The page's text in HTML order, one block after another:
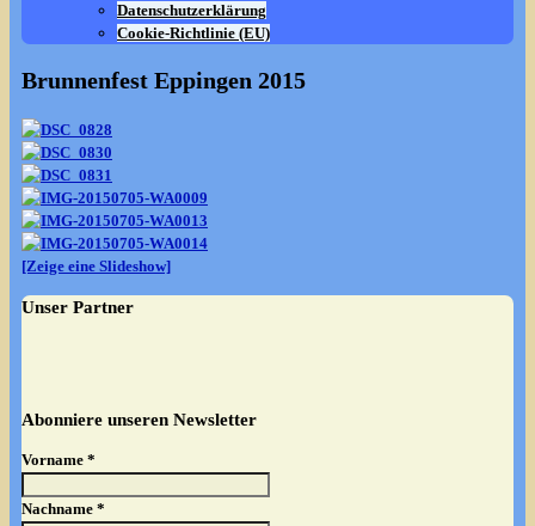
Datenschutzerklärung
Cookie-Richtlinie (EU)
Brunnenfest Eppingen 2015
[Zeige eine Slideshow]
Unser Partner
Abonniere unseren Newsletter
Vorname *
Nachname *